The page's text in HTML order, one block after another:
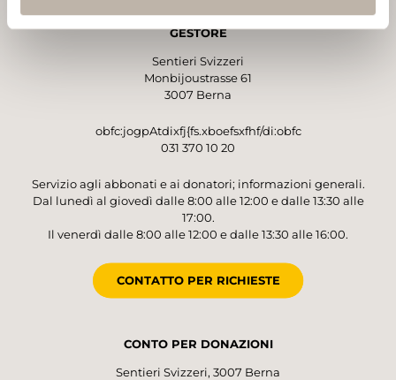
GESTORE
Sentieri Svizzeri
Monbijoustrasse 61
3007 Berna
obfc:jogpAtdixfj{fs.xboefsxfhf/di:obfc
031 370 10 20
Servizio agli abbonati e ai donatori; informazioni generali.
Dal lunedì al giovedì dalle 8:00 alle 12:00 e dalle 13:30 alle
17:00.
Il venerdì dalle 8:00 alle 12:00 e dalle 13:30 alle 16:00.
CONTATTO PER RICHIESTE
CONTO PER DONAZIONI
Sentieri Svizzeri, 3007 Berna